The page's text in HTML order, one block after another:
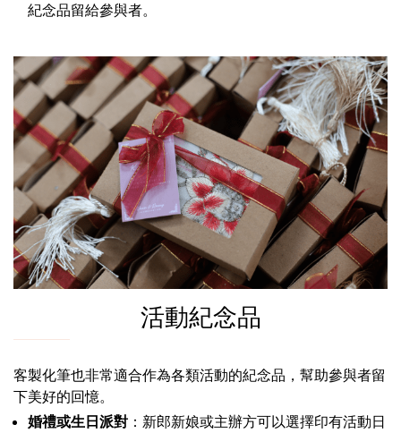
紀念品留給參與者。
活動紀念品
客製化筆也非常適合作為各類活動的紀念品，幫助參與者留
下美好的回憶。
婚禮或生日派對 ：新郎新娘或主辦方可以選擇印有活動日